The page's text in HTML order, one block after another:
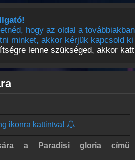
hogy az oldal a
minket, akkor kérjük kapcsold
lenne szükséged, akkor
ikonra kattintva!
a Paradisi gloria című